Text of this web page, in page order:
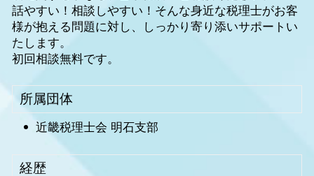
話やすい！相談しやすい！そんな身近な税理士がお客
様が抱える問題に対し、しっかり寄り添いサポートい
たします。
初回相談無料です。
所属団体
近畿税理士会 明石支部
経歴